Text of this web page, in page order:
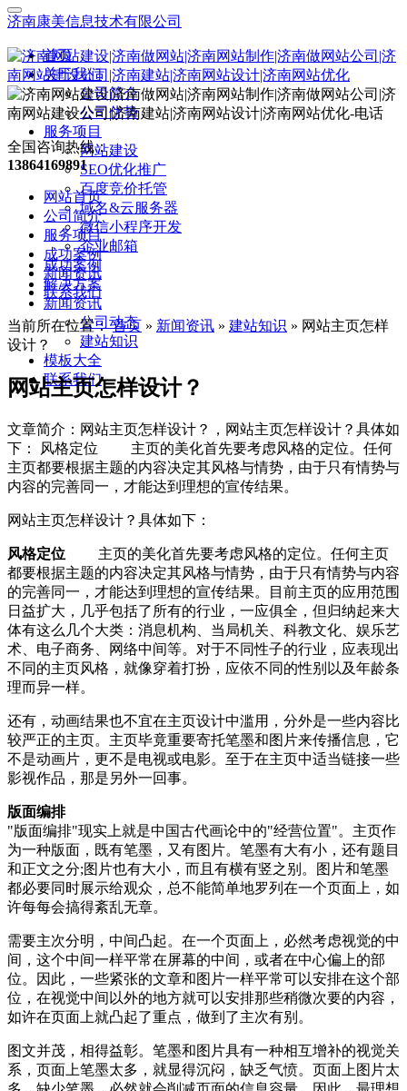
济南康美信息技术有限公司
首页
关于我们
公司简介
公司优势
服务项目
网站建设
SEO优化推广
百度竞价托管
域名&云服务器
微信小程序开发
企业邮箱
成功案例
解决方案
新闻资讯
公司动态
建站知识
模板大全
联系我们
全国咨询热线：
13864169891
网站首页
公司简介
服务项目
成功案例
新闻资讯
联系我们
当前所在位置：首页 » 新闻资讯 » 建站知识 » 网站主页怎样
设计？
网站主页怎样设计？
文章简介： 网站主页怎样设计？，网站主页怎样设计？具体如
下： 风格定位 主页的美化首先要考虑风格的定位。任何
主页都要根据主题的内容决定其风格与情势，由于只有情势与
内容的完善同一，才能达到理想的宣传结果。
网站主页怎样设计？具体如下：
风格定位 主页的美化首先要考虑风格的定位。任何主页
都要根据主题的内容决定其风格与情势，由于只有情势与内容
的完善同一，才能达到理想的宣传结果。目前主页的应用范围
日益扩大，几乎包括了所有的行业，一应俱全，但归纳起来大
体有这么几个大类：消息机构、当局机关、科教文化、娱乐艺
术、电子商务、网络中间等。对于不同性子的行业，应表现出
不同的主页风格，就像穿着打扮，应依不同的性别以及年龄条
理而异一样。
还有，动画结果也不宜在主页设计中滥用，分外是一些内容比
较严正的主页。主页毕竟重要寄托笔墨和图片来传播信息，它
不是动画片，更不是电视或电影。至于在主页中适当链接一些
影视作品，那是另外一回事。
版面编排
"版面编排"现实上就是中国古代画论中的"经营位置"。主页作
为一种版面，既有笔墨，又有图片。笔墨有大有小，还有题目
和正文之分;图片也有大小，而且有横有竖之别。图片和笔墨
都必要同时展示给观众，总不能简单地罗列在一个页面上，如
许每每会搞得紊乱无章。
需要主次分明，中间凸起。在一个页面上，必然考虑视觉的中
间，这个中间一样平常在屏幕的中间，或者在中心偏上的部
位。因此，一些紧张的文章和图片一样平常可以安排在这个部
位，在视觉中间以外的地方就可以安排那些稍微次要的内容，
如许在页面上就凸起了重点，做到了主次有别。
图文并茂，相得益彰。笔墨和图片具有一种相互增补的视觉关
系，页面上笔墨太多，就显得沉闷，缺乏气愤。页面上图片太